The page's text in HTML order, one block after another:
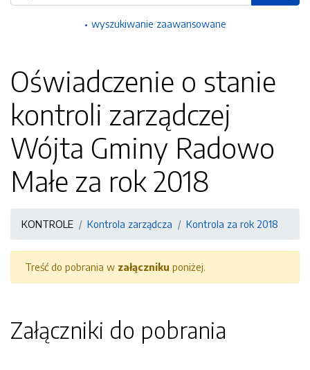
wyszukiwanie zaawansowane
Oświadczenie o stanie
kontroli zarządczej
Wójta Gminy Radowo
Małe za rok 2018
KONTROLE Kontrola zarządcza Kontrola za rok 2018
Treść do pobrania w załączniku poniżej.
Załączniki do pobrania